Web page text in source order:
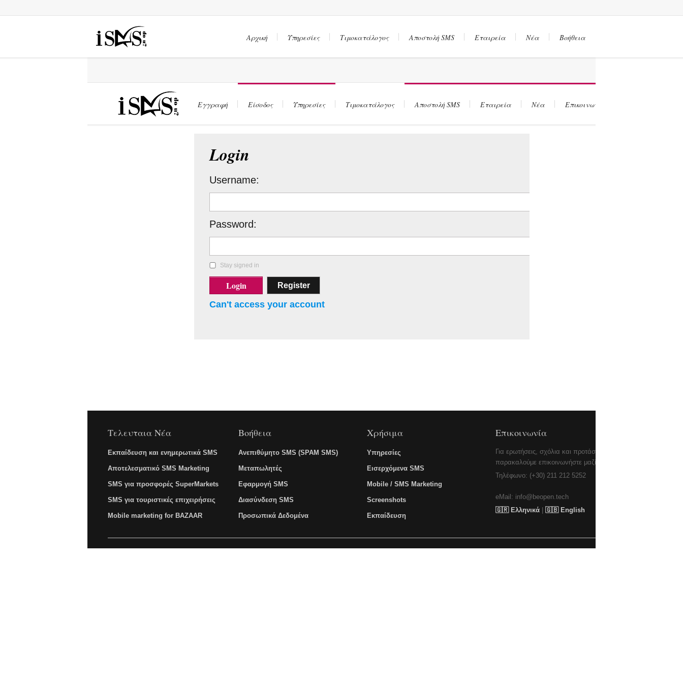
Αρχική Υπηρεσίες Τιμοκατάλογος Αποστολή SMS Εταιρεία Νέα Βοήθεια